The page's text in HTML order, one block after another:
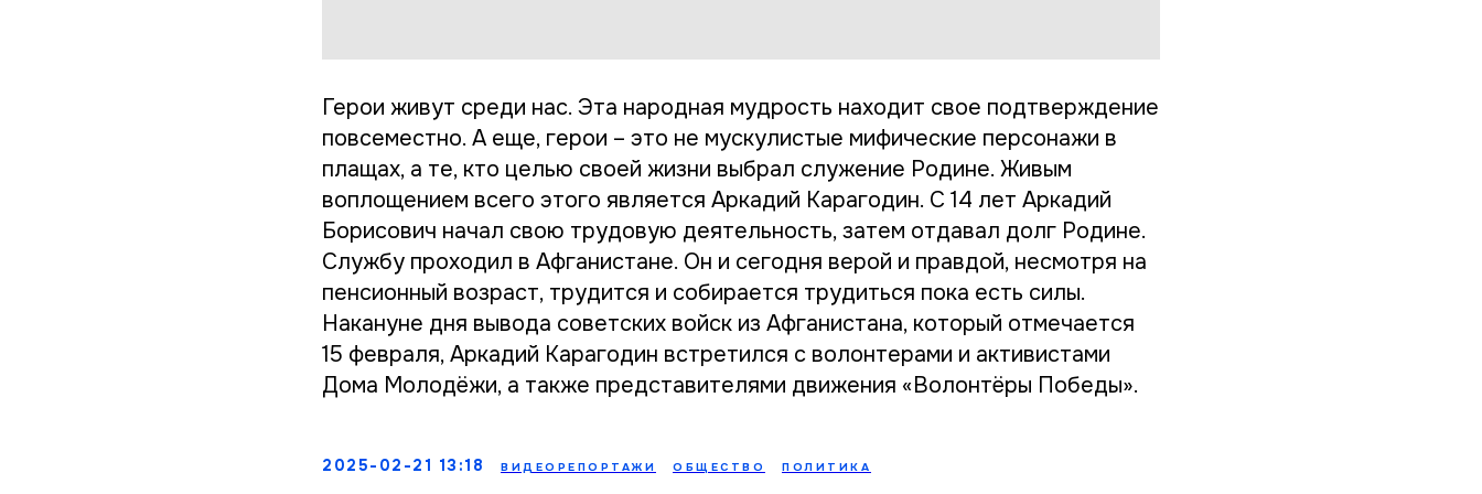
Герои живут среди нас. Эта народная мудрость находит свое подтверждение
повсеместно. А еще, герои – это не мускулистые мифические персонажи в
плащах, а те, кто целью своей жизни выбрал служение Родине. Живым
воплощением всего этого является Аркадий Карагодин. С 14 лет Аркадий
Борисович начал свою трудовую деятельность, затем отдавал долг Родине.
Службу проходил в Афганистане. Он и сегодня верой и правдой, несмотря на
пенсионный возраст, трудится и собирается трудиться пока есть силы.
Накануне дня вывода советских войск из Афганистана, который отмечается
15 февраля, Аркадий Карагодин встретился с волонтерами и активистами
Дома Молодёжи, а также представителями движения «Волонтёры Победы».
2025-02-21 13:18 ВИДЕОРЕПОРТАЖИ ОБЩЕСТВО ПОЛИТИКА